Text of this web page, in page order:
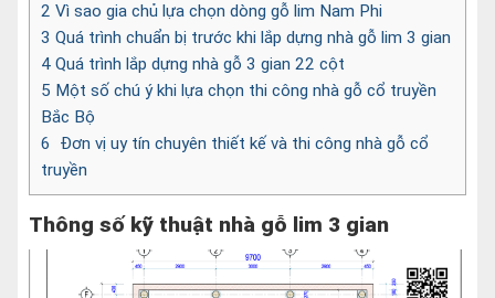
2 Vì sao gia chủ lựa chọn dòng gỗ lim Nam Phi
3 Quá trình chuẩn bị trước khi lắp dựng nhà gỗ lim 3 gian
4 Quá trình lắp dựng nhà gỗ 3 gian 22 cột
5 Một số chú ý khi lựa chọn thi công nhà gỗ cổ truyền
Bắc Bộ
6
Đơn vị uy tín chuyên thiết kế và thi công nhà gỗ cổ
truyền
Thông số kỹ thuật nhà gỗ lim 3 gian